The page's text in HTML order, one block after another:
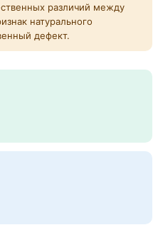
различий между
натурального
дефект.